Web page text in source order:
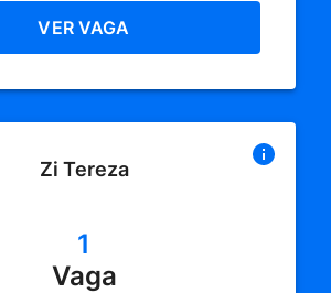
VER VAGA
Zi Tereza
1
Vaga